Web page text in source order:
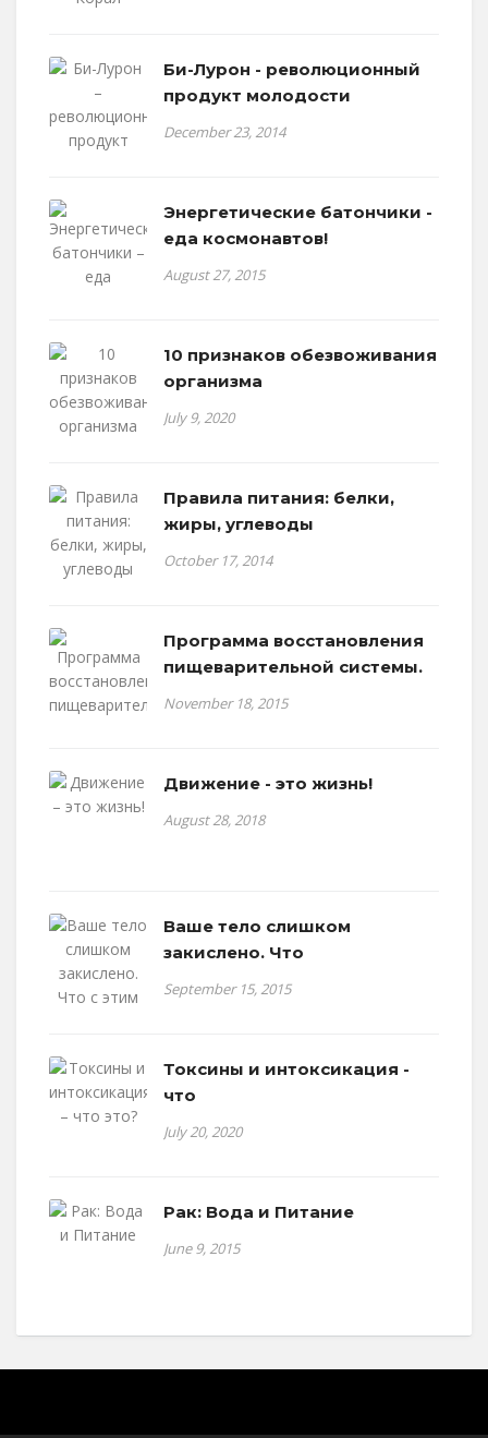
Би-Лурон - революционный
продукт молодости
December 23, 2014
Энергетические батончики -
еда космонавтов!
August 27, 2015
10 признаков обезвоживания
организма
July 9, 2020
Правила питания: белки,
жиры, углеводы
October 17, 2014
Программа восстановления
пищеварительной системы.
November 18, 2015
Движение - это жизнь!
August 28, 2018
Ваше тело слишком
закислено. Что
September 15, 2015
Токсины и интоксикация -
что
July 20, 2020
Рак: Вода и Питание
June 9, 2015